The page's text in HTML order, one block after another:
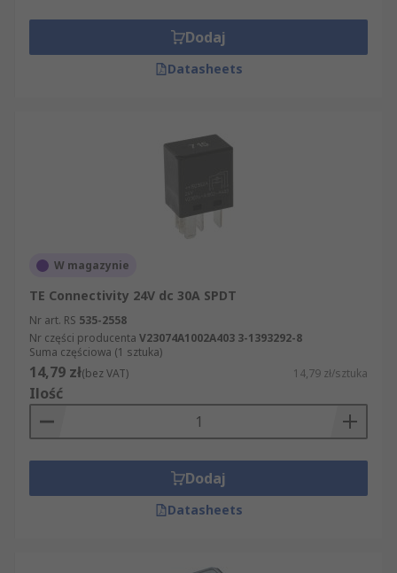
Dodaj
Datasheets
W magazynie
TE Connectivity 24V dc 30A SPDT
Nr art. RS 535-2558
Nr części producenta V23074A1002A403 3-1393292-8
Suma częściowa (1 sztuka)
14,79 zł(bez VAT) 14,79 zł/sztuka
Ilość
Dodaj
Datasheets